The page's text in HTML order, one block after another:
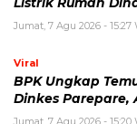
Fan ENHYPEN
yang Sebenarnya
Jumat, 7 Agu 2026 - 15:16
Internasional